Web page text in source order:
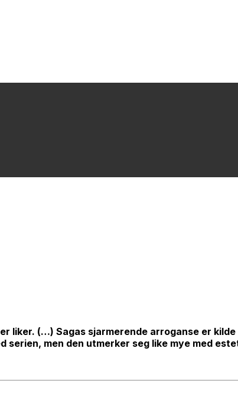
liker. (…) Sagas sjarmerende arroganse er
men den utmerker seg like mye med